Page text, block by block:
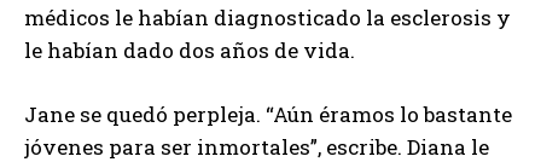
médicos le habían diagnosticado la esclerosis y
le habían dado dos años de vida.
Jane se quedó perpleja. “Aún éramos lo bastante
jóvenes para ser inmortales”, escribe. Diana le